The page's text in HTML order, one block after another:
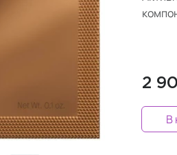
2
В